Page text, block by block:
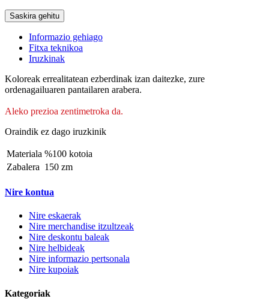
Saskira gehitu
Informazio gehiago
Fitxa teknikoa
Iruzkinak
Koloreak errealitatean ezberdinak izan daitezke, zure
ordenagailuaren pantailaren arabera.
Aleko prezioa zentimetroka da.
Oraindik ez dago iruzkinik
Materiala %100 kotoia
Zabalera 150 zm
Nire kontua
Nire eskaerak
Nire merchandise itzultzeak
Nire deskontu baleak
Nire helbideak
Nire informazio pertsonala
Nire kupoiak
Kategoriak